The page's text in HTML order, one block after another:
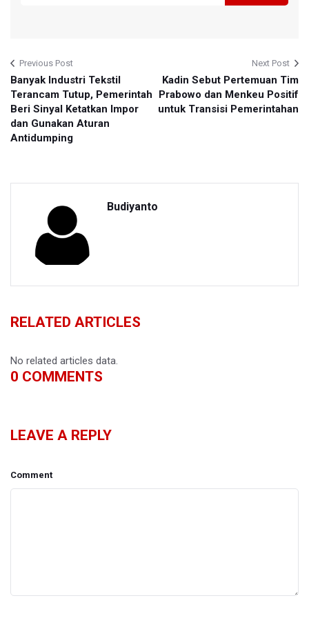
Previous Post
Banyak Industri Tekstil
Terancam Tutup, Pemerintah
Beri Sinyal Ketatkan Impor
dan Gunakan Aturan
Antidumping
Next Post
Kadin Sebut Pertemuan Tim
Prabowo dan Menkeu Positif
untuk Transisi Pemerintahan
Budiyanto
RELATED ARTICLES
No related articles data.
0 COMMENTS
LEAVE A REPLY
Comment